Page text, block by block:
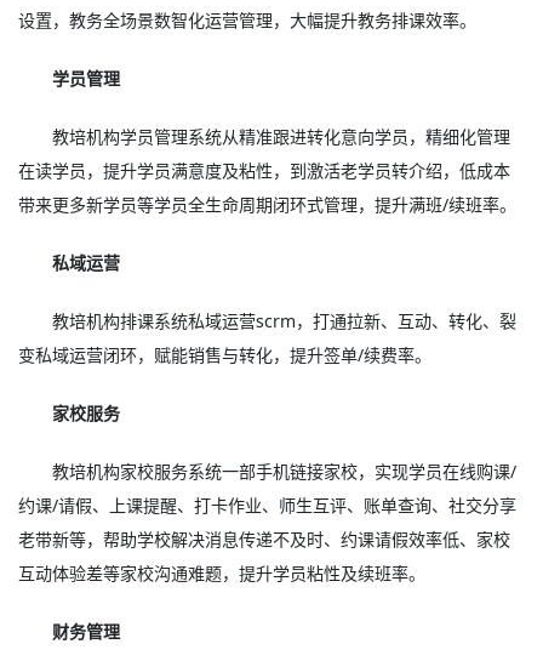
设置，教务全场景数智化运营管理，大幅提升教务排课效率。
学员管理
教培机构学员管理系统从精准跟进转化意向学员，精细化管理
在读学员，提升学员满意度及粘性，到激活老学员转介绍，低成本
带来更多新学员等学员全生命周期闭环式管理，提升满班/续班率。
私域运营
教培机构排课系统私域运营scrm，打通拉新、互动、转化、裂
变私域运营闭环，赋能销售与转化，提升签单/续费率。
家校服务
教培机构家校服务系统一部手机链接家校，实现学员在线购课/
约课/请假、上课提醒、打卡作业、师生互评、账单查询、社交分享
老带新等，帮助学校解决消息传递不及时、约课请假效率低、家校
互动体验差等家校沟通难题，提升学员粘性及续班率。
财务管理